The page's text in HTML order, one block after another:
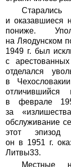
и оказавшиеся
пониже.
на Ляодунском
1949 г. был
с
отделался
в
в феврале
за
обслуживание
этот
он в 1951 г.
Литвы33.
Местные